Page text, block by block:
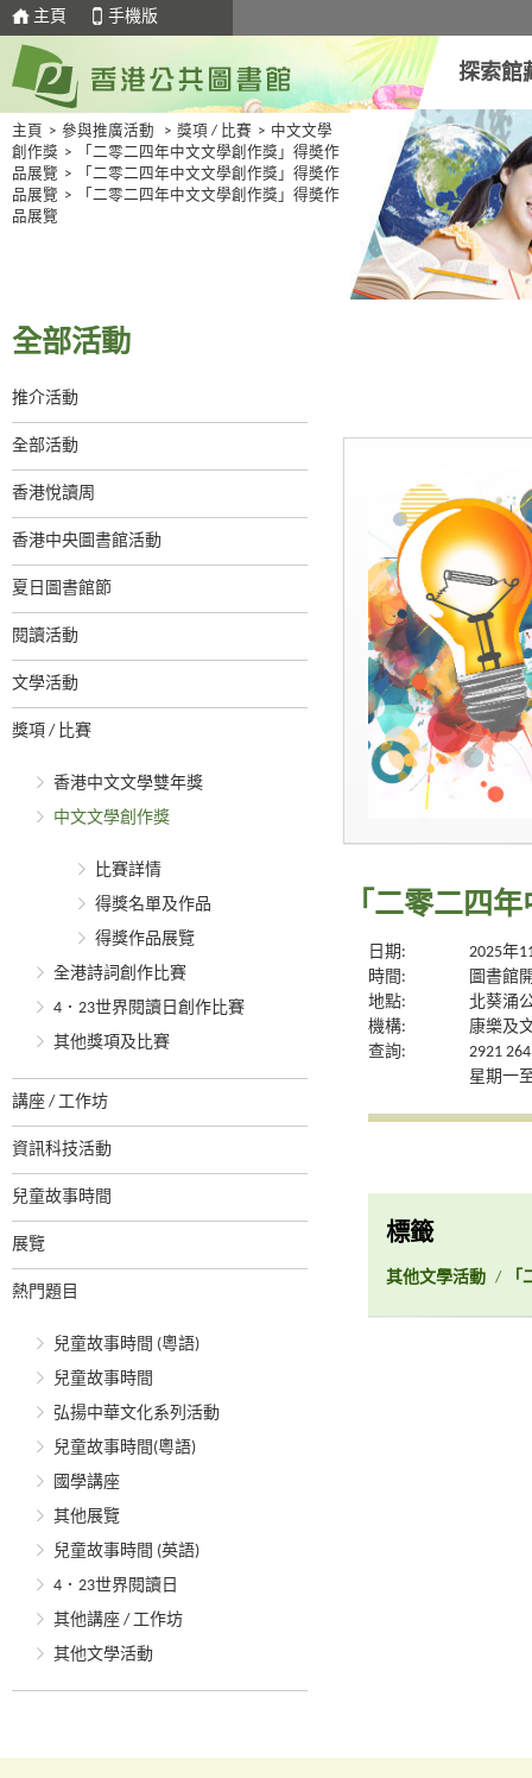
主頁 手機版
探索館
主頁 > 參與推廣活動 > 獎項 / 比賽 > 中文文學
創作獎 >
「二零二四年中文文學創作獎」得奬作
品展覽 >
「二零二四年中文文學創作獎」得奬作
品展覽 >
「二零二四年中文文學創作獎」得奬作
品展覽
全部活動
推介活動
全部活動
香港悅讀周
香港中央圖書館活動
夏日圖書館節
閱讀活動
文學活動
獎項 / 比賽
香港中文文學雙年獎
中文文學創作獎
比賽詳情
得獎名單及作品
得獎作品展覽
全港詩詞創作比賽
4．23世界閱讀日創作比賽
其他獎項及比賽
講座 / 工作坊
資訊科技活動
兒童故事時間
展覽
熱門題目
兒童故事時間 (粵語)
兒童故事時間
弘揚中華文化系列活動
兒童故事時間(粵語)
國學講座
其他展覽
兒童故事時間 (英語)
4．23世界閱讀日
其他講座 / 工作坊
其他文學活動
「二零二四
日期:
2025年
時間:
圖書館
地點:
北葵涌
機構:
康樂及
查詢:
2921
星期一
標籤
其他文學活動 /